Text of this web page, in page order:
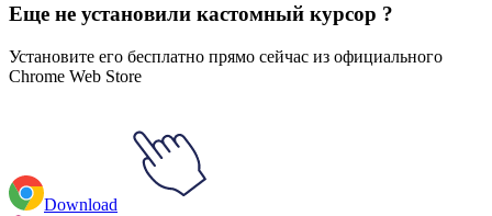
Еще не установили кастомный курсор ?
Установите его бесплатно прямо сейчас из официального
Chrome Web Store
Download